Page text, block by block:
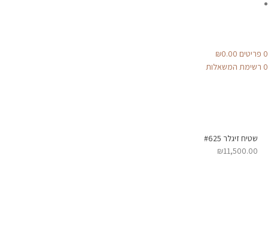
0 פריטים ₪0.00
0 רשימת המשאלות
שטיח זיגלר #625
₪11,500.00